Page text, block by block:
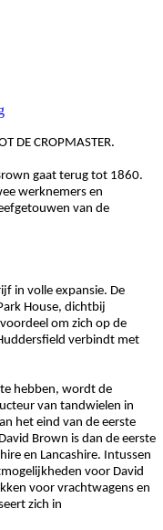
DE CROPMASTER.
gaat terug tot 1860.
werknemers en
van de
in volle expansie. De
House, dichtbij
om zich op de
verbindt met
hebben, wordt de
van tandwielen in
het eind van de eerste
Brown is dan de eerste
en Lancashire. Intussen
voor David
voor vrachtwagens en
zich in